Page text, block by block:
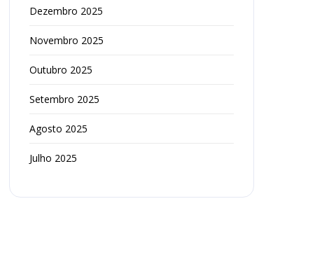
Dezembro 2025
Novembro 2025
Outubro 2025
Setembro 2025
Agosto 2025
Julho 2025